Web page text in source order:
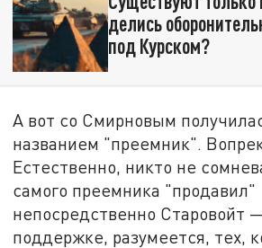
делись
под Курском?
А вот со Смирновым
названием "преемник".
Естественно, никто не
самого преемника "продавил"
непосредственно Старовойт
поддержке, разумеется, тех,